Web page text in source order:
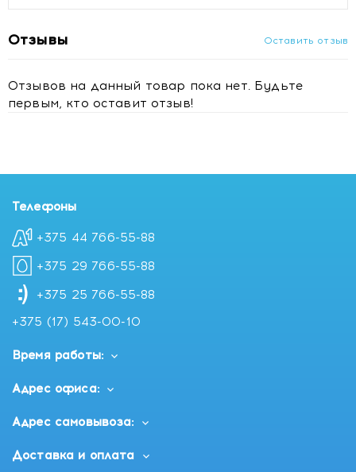
Отзывы Оставить отзыв
Отзывов на данный товар пока нет. Будьте
первым, кто оставит отзыв!
Телефоны
+375 44 766-55-88
+375 29 766-55-88
+375 25 766-55-88
+375 (17) 543-00-10
Время работы:
Адрес офиса:
Адрес самовывоза:
Доставка и оплата